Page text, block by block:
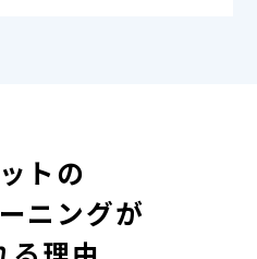
トの
ニングが